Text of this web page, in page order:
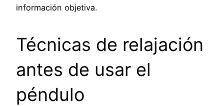
información objetiva.
Técnicas de relajación
antes de usar el
péndulo